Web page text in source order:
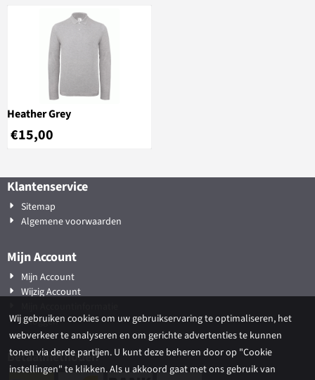
Heather Grey
€15,00
Klantenservice
Sitemap
Algemene voorwaarden
Mijn Account
Mijn Account
Wijzig Account
Inloggen
Betaalmethoden
Wij gebruiken cookies om uw gebruikservaring te optimaliseren, het
webverkeer te analyseren en om gerichte advertenties te kunnen
tonen via derde partijen. U kunt deze beheren door op "Cookie
instellingen" te klikken. Als u akkoord gaat met ons gebruik van